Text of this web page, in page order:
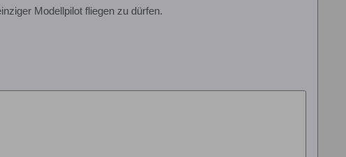
Modellpilot fliegen zu dürfen.